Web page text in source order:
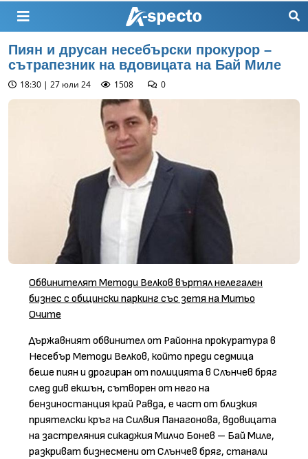
Пиян и друсан несебърски прокурор –
сътрапезник на вдовицата на Бай Миле
18:30 | 27 юли 24 1508 0
Обвинителят Методи Велков въртял нелегален
бизнес с общински паркинг със зетя на Митьо
Очите
Държавният обвинител от Районна прокуратура в
Несебър Методи Велков, който преди седмица
беше пиян и дрогиран от полицията в Слънчев бряг
след див екшън, сътворен от него на
бензиностанция край Равда, е част от близкия
приятелски кръг на Силвия Панагонова, вдовицата
на застреляния сикаджия Милчо Бонев – Бай Миле,
разкриват бизнесмени от Слънчев бряг, станали